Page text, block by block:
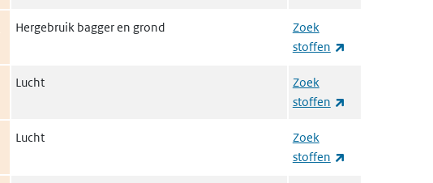
Hergebruik bagger en grond
Zoek
stoffen
Lucht
Zoek
stoffen
Lucht
Zoek
stoffen